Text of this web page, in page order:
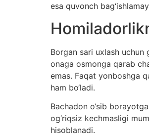
esa quvonch
Borgan sari uxlash uchun
onaga osmonga qarab
emas. Faqat yonboshga
ham bo‘ladi.
Bachadon o‘sib
og‘riqsiz kechmasligi
hisoblanadi.